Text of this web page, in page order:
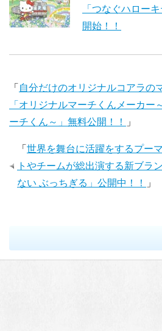
「つなぐハロー
開始！！
「 自分だけのオリジナルコアラの
「オリジナルマーチくんメーカー
ーチくん～」無料公開！！
」
「 世界を舞台に活躍をするプー
トやチームが総出演する新ブラ
ない ぶっちぎる」公開中！！
」